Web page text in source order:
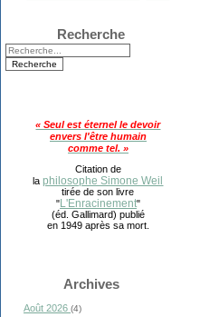
Recherche
« Seul est éternel le devoir
envers l'être humain
comme tel. »
Citation de
laphilosophe Simone Weil
tirée de son livre
"L'Enracinement"
(éd. Gallimard) publié
en 1949 après sa mort.
Archives
Août 2026 (4)